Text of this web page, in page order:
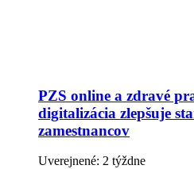
PZS online a zdravé
digitalizácia zlepšuje
zamestnancov
Uverejnené: 2 týždne